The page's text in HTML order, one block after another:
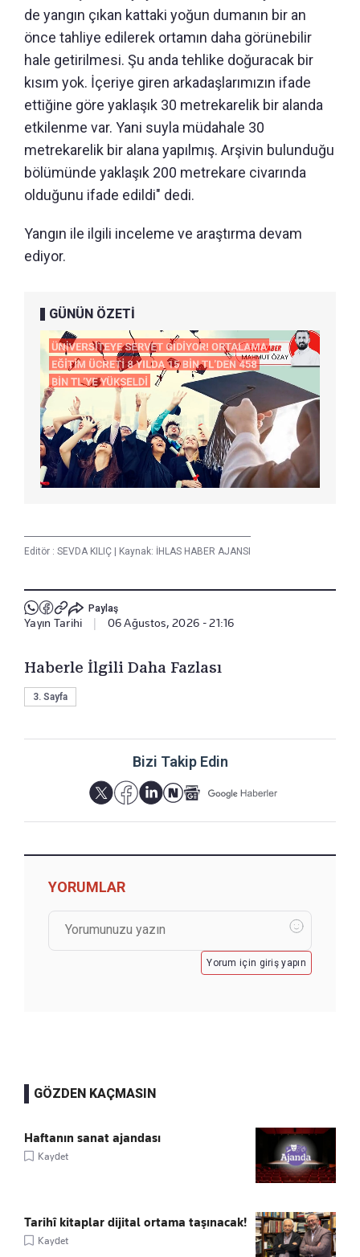
de yangın çıkan kattaki yoğun dumanın bir an
önce tahliye edilerek ortamın daha görünebilir
hale getirilmesi. Şu anda tehlike doğuracak bir
kısım yok. İçeriye giren arkadaşlarımızın ifade
ettiğine göre yaklaşık 30 metrekarelik bir alanda
etkilenme var. Yani suyla müdahale 30
metrekarelik bir alana yapılmış. Arşivin bulunduğu
bölümünde yaklaşık 200 metrekare civarında
olduğunu ifade edildi" dedi.
Yangın ile ilgili inceleme ve araştırma devam
ediyor.
GÜNÜN ÖZETİ
Editör : SEVDA KILIÇ Kaynak: İHLAS HABER AJANSI
Paylaş
Yayın Tarihi 06 Ağustos, 2026 - 21:16
Haberle İlgili Daha Fazlası
3. Sayfa
Bizi Takip Edin
YORUMLAR
Yorum için giriş yapın
GÖZDEN KAÇMASIN
Haftanın sanat ajandası
Kaydet
Tarihî kitaplar dijital ortama taşınacak!
Kaydet